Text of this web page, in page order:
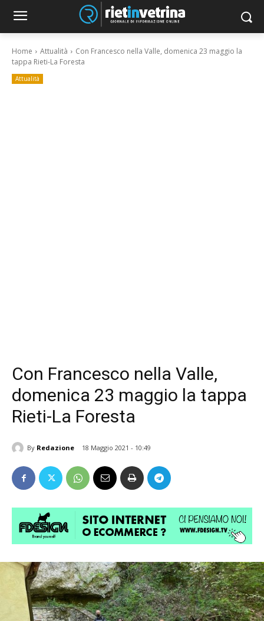
Home Attualità
Con Francesco nella Valle, domenica 23 maggio la
tappa Rieti-La Foresta
Attualità
Con Francesco nella Valle,
domenica 23 maggio la tappa
Rieti-La Foresta
By Redazione 18 Maggio 2021 - 10:49